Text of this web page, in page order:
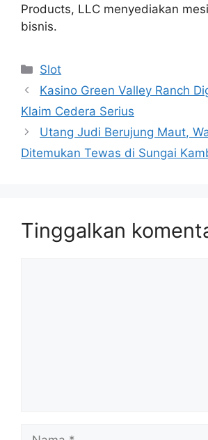
Products, LLC menyediakan
bisnis.
Kategori
Slot
Kasino Green Valley Ranch
Klaim Cedera Serius
Utang Judi Berujung Maut,
Ditemukan Tewas di Sungai
Tinggalkan
Nama